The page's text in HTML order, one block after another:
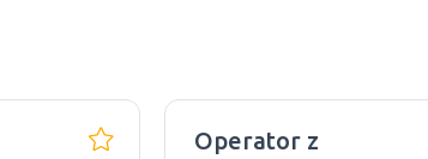
Operator z